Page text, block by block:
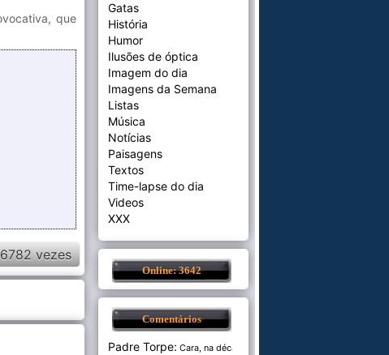
que
vezes
Gatas
História
Humor
Ilusões de óptica
Imagem do dia
Imagens da Semana
Listas
Música
Notícias
Paisagens
Textos
Time-lapse do dia
Videos
XXX
Online: 3642
Comentários
Padre Torpe: Cara, na década